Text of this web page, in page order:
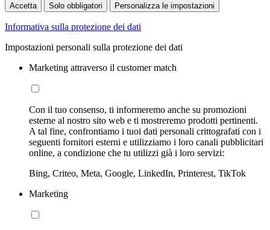
Accetta Solo obbligatori Personalizza le impostazioni
Informativa sulla protezione dei dati
Impostazioni personali sulla protezione dei dati
Marketing attraverso il customer match
Con il tuo consenso, ti informeremo anche su promozioni
esterne al nostro sito web e ti mostreremo prodotti pertinenti.
A tal fine, confrontiamo i tuoi dati personali crittografati con i
seguenti fornitori esterni e utilizziamo i loro canali pubblicitari
online, a condizione che tu utilizzi già i loro servizi:
Bing, Criteo, Meta, Google, LinkedIn, Printerest, TikTok
Marketing